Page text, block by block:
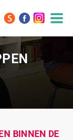
BINNEN DE